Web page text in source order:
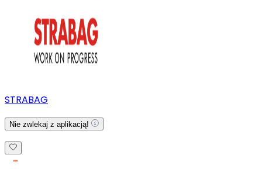
STRABAG
Nie zwlekaj z aplikacją!